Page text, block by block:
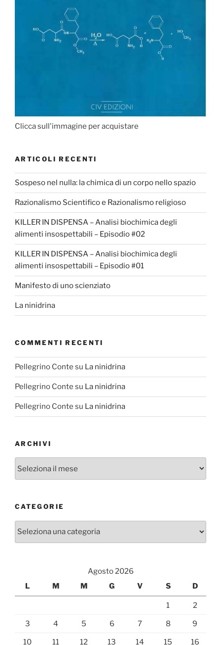
Clicca sull'immagine per acquistare
ARTICOLI RECENTI
Sospeso nel nulla: la chimica di un corpo nello spazio
Razionalismo Scientifico e Razionalismo religioso
KILLER IN DISPENSA – Analisi biochimica degli
alimenti insospettabili – Episodio #02
KILLER IN DISPENSA – Analisi biochimica degli
alimenti insospettabili – Episodio #01
Manifesto di uno scienziato
La ninidrina
COMMENTI RECENTI
Pellegrino Conte su La ninidrina
Pellegrino Conte su La ninidrina
Pellegrino Conte su La ninidrina
ARCHIVI
CATEGORIE
Categorie
Agosto 2026
L
M M G V S D
1 2
3 4 5 6 7 8 9
10 11 12 13 14 15 16